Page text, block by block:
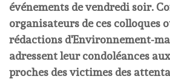
événements de vendredi soir.
organisateurs de ces colloques
rédactions d'Environnement-
adressent leur condoléances
proches des victimes des